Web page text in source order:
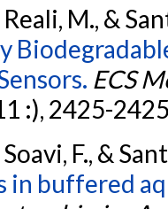
Reali, M., &
ECS
:), 2425-
F., &
in buffered